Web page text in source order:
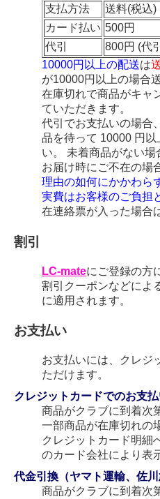
支払方法
送料(税込)
カード払い 500円
代引
800円 (代
10000円以上の配送は
が10000円以上の場合
在庫切れで商品がキャ
ていただきます。
代引でお支払いの場合
品を待って 10000 円
い。 未着商品がない
お届け時にご不在の場
理由の如何にかかわら
実費はお客様のご負担
在連絡票が入った場合
割引
LC-mateにご登録の方
割引クーポンなどによ
に適用されます。
お支払い
お支払いには、クレジ
ただけます。
クレジットカードでのお支
商品がクラブに到着次
一部商品が在庫切れの
クレジットカード明細
のカード会社により表
代金引換（ヤマト運輸、佐
商品がクラブに到着次